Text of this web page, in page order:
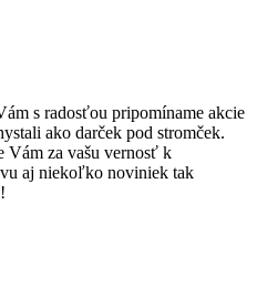
s radosťou pripomíname akcie
ako darček pod stromček.
Vám za vašu vernosť k
aj niekoľko noviniek tak